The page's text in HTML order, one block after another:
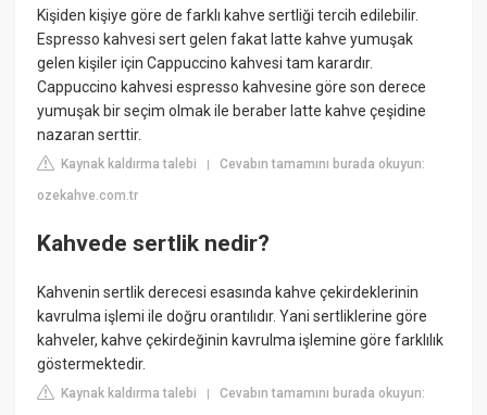
Kişiden kişiye göre de farklı kahve sertliği tercih edilebilir.
Espresso kahvesi sert gelen fakat latte kahve yumuşak
gelen kişiler için Cappuccino kahvesi tam karardır.
Cappuccino kahvesi espresso kahvesine göre son derece
yumuşak bir seçim olmak ile beraber latte kahve çeşidine
nazaran serttir.
Kaynak kaldırma talebi |Cevabın tamamını burada okuyun:
ozekahve.com.tr
Kahvede sertlik nedir?
Kahvenin sertlik derecesi esasında kahve çekirdeklerinin
kavrulma işlemi ile doğru orantılıdır. Yani sertliklerine göre
kahveler, kahve çekirdeğinin kavrulma işlemine göre farklılık
göstermektedir.
Kaynak kaldırma talebi |Cevabın tamamını burada okuyun: